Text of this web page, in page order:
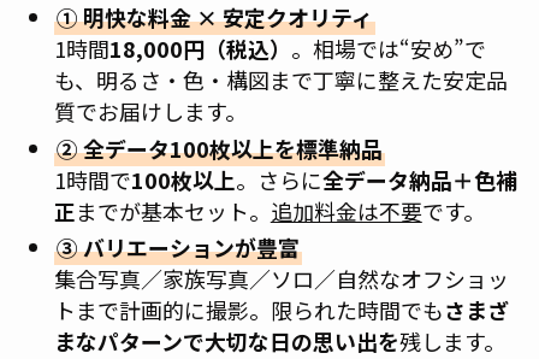
① 明快な料金 × 安定クオリティ
1時間18,000円（税込） 。相場では“安め”で
も、明るさ・色・構図まで丁寧に整えた安定品
質でお届けします。
② 全データ100枚以上を標準納品
1時間で100枚以上。さらに全データ納品＋色補
正までが基本セット。 追加料金は不要です。
③ バリエーションが豊富
集合写真／家族写真／ソロ／自然なオフショッ
トまで計画的に撮影。限られた時間でもさまざ
まなパターンで大切な日の思い出を残します。